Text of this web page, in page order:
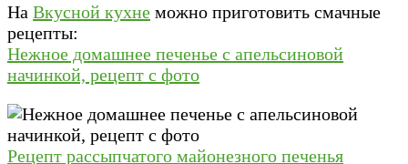
На Вкусной кухне можно приготовить смачные
рецепты:
Нежное домашнее печенье с апельсиновой
начинкой, рецепт с фото
Рецепт рассыпчатого майонезного печенья